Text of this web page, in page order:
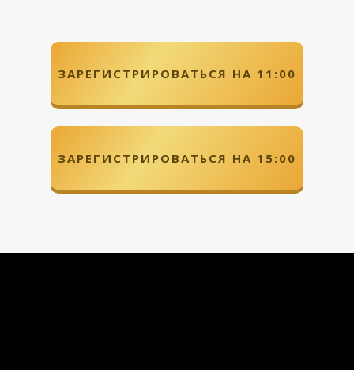
ЗАРЕГИСТРИРОВАТЬСЯ НА 11:00
ЗАРЕГИСТРИРОВАТЬСЯ НА 15:00